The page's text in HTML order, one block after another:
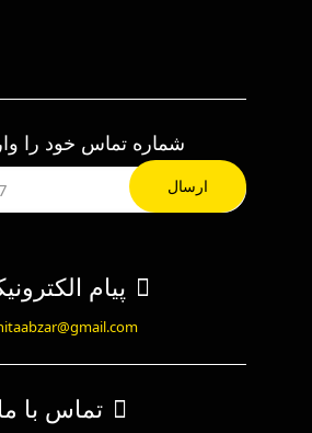
شماره تماس خود را
پیام
تماس با ما